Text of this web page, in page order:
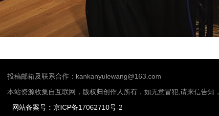
投稿邮箱及联系合作：kankanyulewang@163.com
本站资源收集自互联网，版权归创作人所有，如无意冒犯,请来信告知
网站备案号：京ICP备17062710号-2